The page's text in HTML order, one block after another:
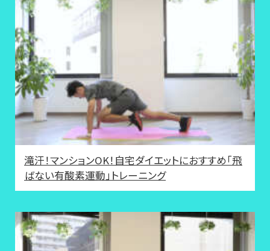
滝汗！マンションOK！自宅ダイエットにおすすめ「飛
ばない有酸素運動」トレーニング